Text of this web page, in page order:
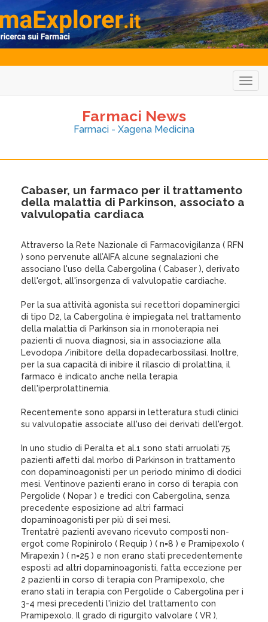
Farmaci News
Farmaci - Xagena Medicina
Cabaser, un farmaco per il trattamento
della malattia di Parkinson, associato a
valvulopatia cardiaca
Attraverso la Rete Nazionale di Farmacovigilanza ( RFN
) sono pervenute all’AIFA alcune segnalazioni che
associano l'uso della Cabergolina ( Cabaser ), derivato
dell'ergot, all'insorgenza di valvulopatie cardiache.
Per la sua attività agonista sui recettori dopaminergici
di tipo D2, la Cabergolina è impiegata nel trattamento
della malattia di Parkinson sia in monoterapia nei
pazienti di nuova diagnosi, sia in associazione alla
Levodopa /inibitore della dopadecarbossilasi. Inoltre,
per la sua capacità di inibire il rilascio di prolattina, il
farmaco è indicato anche nella terapia
dell'iperprolattinemia.
Recentemente sono apparsi in letteratura studi clinici
su valvulopatie associate all'uso dei derivati dell'ergot.
In uno studio di Peralta et al.1 sono stati arruolati 75
pazienti affetti dal morbo di Parkinson in trattamento
con dopaminoagonisti per un periodo minimo di dodici
mesi. Ventinove pazienti erano in corso di terapia con
Pergolide ( Nopar ) e tredici con Cabergolina, senza
precedente esposizione ad altri farmaci
dopaminoagonisti per più di sei mesi.
Trentatrè pazienti avevano ricevuto composti non-
ergot come Ropinirolo ( Requip ) ( n=8 ) e Pramipexolo (
Mirapexin ) ( n=25 ) e non erano stati precedentemente
esposti ad altri dopaminoagonisti, fatta eccezione per
2 pazienti in corso di terapia con Pramipexolo, che
erano stati in terapia con Pergolide o Cabergolina per i
3-4 mesi precedenti l'inizio del trattamento con
Pramipexolo. Il grado di rigurgito valvolare ( VR ),